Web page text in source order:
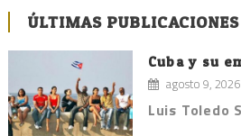
ÚLTIMAS PUBLICACIONES
Cuba y su
agosto 9, 2026
Luis Toledo